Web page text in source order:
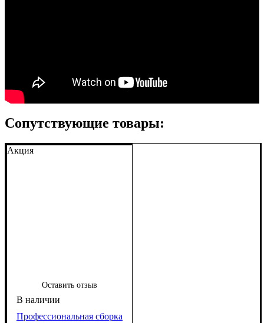
Сопутствующие товары:
Акция
Оставить отзыв
Профессиональная сборка